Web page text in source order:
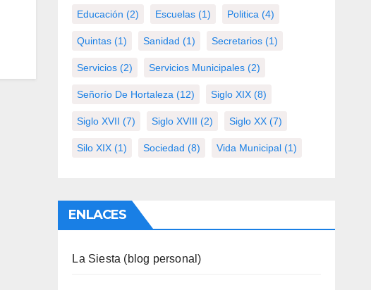
Educación (2) Escuelas (1) Politica (4)
Quintas (1) Sanidad (1) Secretarios (1)
Servicios (2) Servicios Municipales (2)
Señorío De Hortaleza (12) Siglo XIX (8)
Siglo XVII (7) Siglo XVIII (2) Siglo XX (7)
Silo XIX (1) Sociedad (8) Vida Municipal (1)
ENLACES
La Siesta (blog personal)